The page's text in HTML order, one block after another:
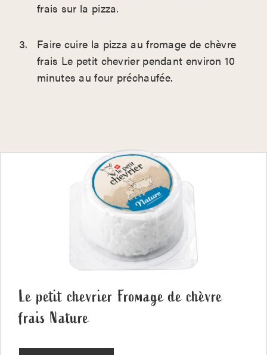
frais sur la pizza.
Faire cuire la pizza au fromage de chèvre
frais Le petit chevrier pendant environ 10
minutes au four préchaufée.
Le petit chevrier Fromage de chèvre
frais Nature